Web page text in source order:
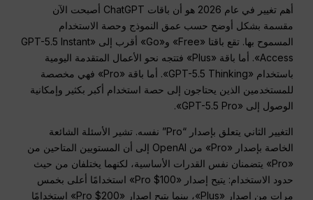
أهم تغيير في عام 2026 هو أن باقات ChatGPT أصبحت الآن
مقسمة بشكل أوضح حسب عمق النموذج وحصة الاستخدام
المسموح بها. تقع باقتا «Free» و«Go» أقرب إلى «GPT-5.5 Instant
Access». أما باقة «Plus» فتتجه نحو الأعمال المتقدمة اليومية
باستخدام «GPT-5.5 Thinking». أما باقة «Pro» فهي مخصصة
للمستخدمين الذين يحتاجون إلى حصة استخدام أكبر بكثير وإمكانية
الوصول إلى «GPT-5.5 Pro».
التغيير الثاني يتعلق بإصدار “Pro” نفسه. تشير الأسئلة الشائعة
الخاصة بإصدار «Pro» من OpenAI إلى أن المستويين المتاحين من
«Pro» يتضمنان نفس القدرات الأساسية، لكنهما يختلفان من حيث
حدود الاستخدام: يتيح إصدار «Pro $100» استخدامًا أعلى بخمس
مرات من إصدار «Plus»، بينما يتيح إصدار «Pro $200» استخدامًا